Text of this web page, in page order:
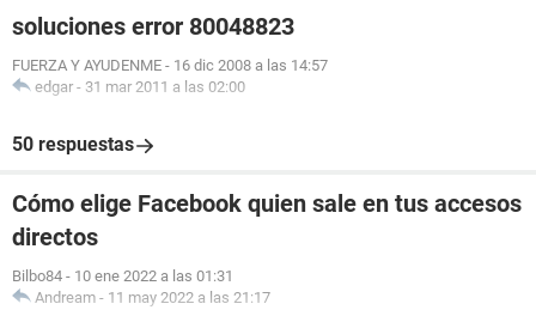
soluciones error 80048823
FUERZA Y AYUDENME - 16 dic 2008 a las 14:57
edgar - 31 mar 2011 a las 02:00
50 respuestas
Cómo elige Facebook quien sale en tus accesos
directos
Bilbo84 - 10 ene 2022 a las 01:31
Andream - 11 may 2022 a las 21:17